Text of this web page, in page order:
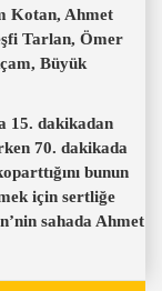
Kotan, Ahmet
Tarlan, Ömer
Büyük
15. dakikadan
70. dakikada
bunun
için sertliğe
sahada Ahmet